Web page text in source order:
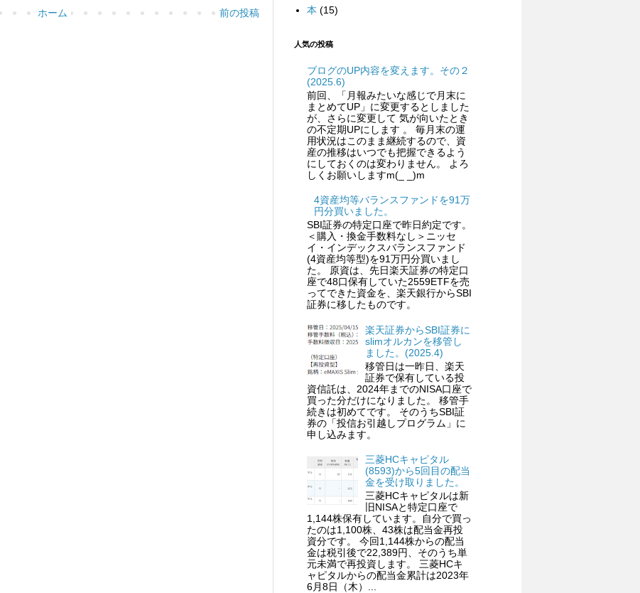
前の投稿
ホーム
本 (15)
人気の投稿
ブログのUP内容を変えます。その２
(2025.6)
前回、「月報みたいな感じで月末に
まとめてUP」に変更するとしました
が、さらに変更して 気が向いたとき
の不定期UPにします 。 毎月末の運
用状況はこのまま継続するので、資
産の推移はいつでも把握できるよう
にしておくのは変わりません。 よろ
しくお願いしますm(_ _)m
4資産均等バランスファンドを91万
円分買いました。
SBI証券の特定口座で昨日約定です。
＜購入・換金手数料なし＞ニッセ
イ・インデックスバランスファンド
(4資産均等型)を91万円分買いまし
た。 原資は、先日楽天証券の特定口
座で48口保有していた2559ETFを売
ってできた資金を、楽天銀行からSBI
証券に移したものです。
楽天証券からSBI証券に
slimオルカンを移管し
ました。(2025.4)
移管日は一昨日、楽天
証券で保有している投
資信託は、2024年までのNISA口座で
買った分だけになりました。 移管手
続きは初めてです。 そのうちSBI証
券の「投信お引越しプログラム」に
申し込みます。
三菱HCキャピタル
(8593)から5回目の配当
金を受け取りました。
三菱HCキャピタルは新
旧NISAと特定口座で
1,144株保有しています。自分で買っ
たのは1,100株、43株は配当金再投
資分です。 今回1,144株からの配当
金は税引後で22,389円、そのうち単
元未満で再投資します。 三菱HCキ
ャピタルからの配当金累計は2023年
6月8日（木）...